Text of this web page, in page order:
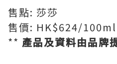
售點: 莎莎
售價: HK$624/100ml
** 產品及資料由品牌